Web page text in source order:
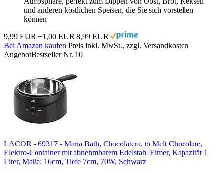
und anderen köstlichen Speisen, die Sie sich vorstellen
können
9,99 EUR −1,00 EUR 8,99 EUR
Bei Amazon kaufen Preis inkl. MwSt., zzgl. Versandkosten
AngebotBestseller Nr. 10
LACOR - 69317 - Maria Bath, Chocolatera, to Melt Chocolate,
Elektro-Container mit abnehmbarem Edelstahl Eimer, Kapazität 1
Liter, Maße: 16cm, Tiefe 7cm, 70W, Schwarz